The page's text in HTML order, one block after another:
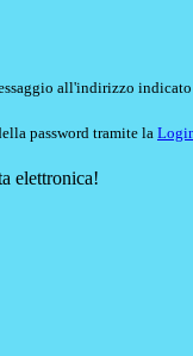
all'indirizzo
password tramite la
elettronica!